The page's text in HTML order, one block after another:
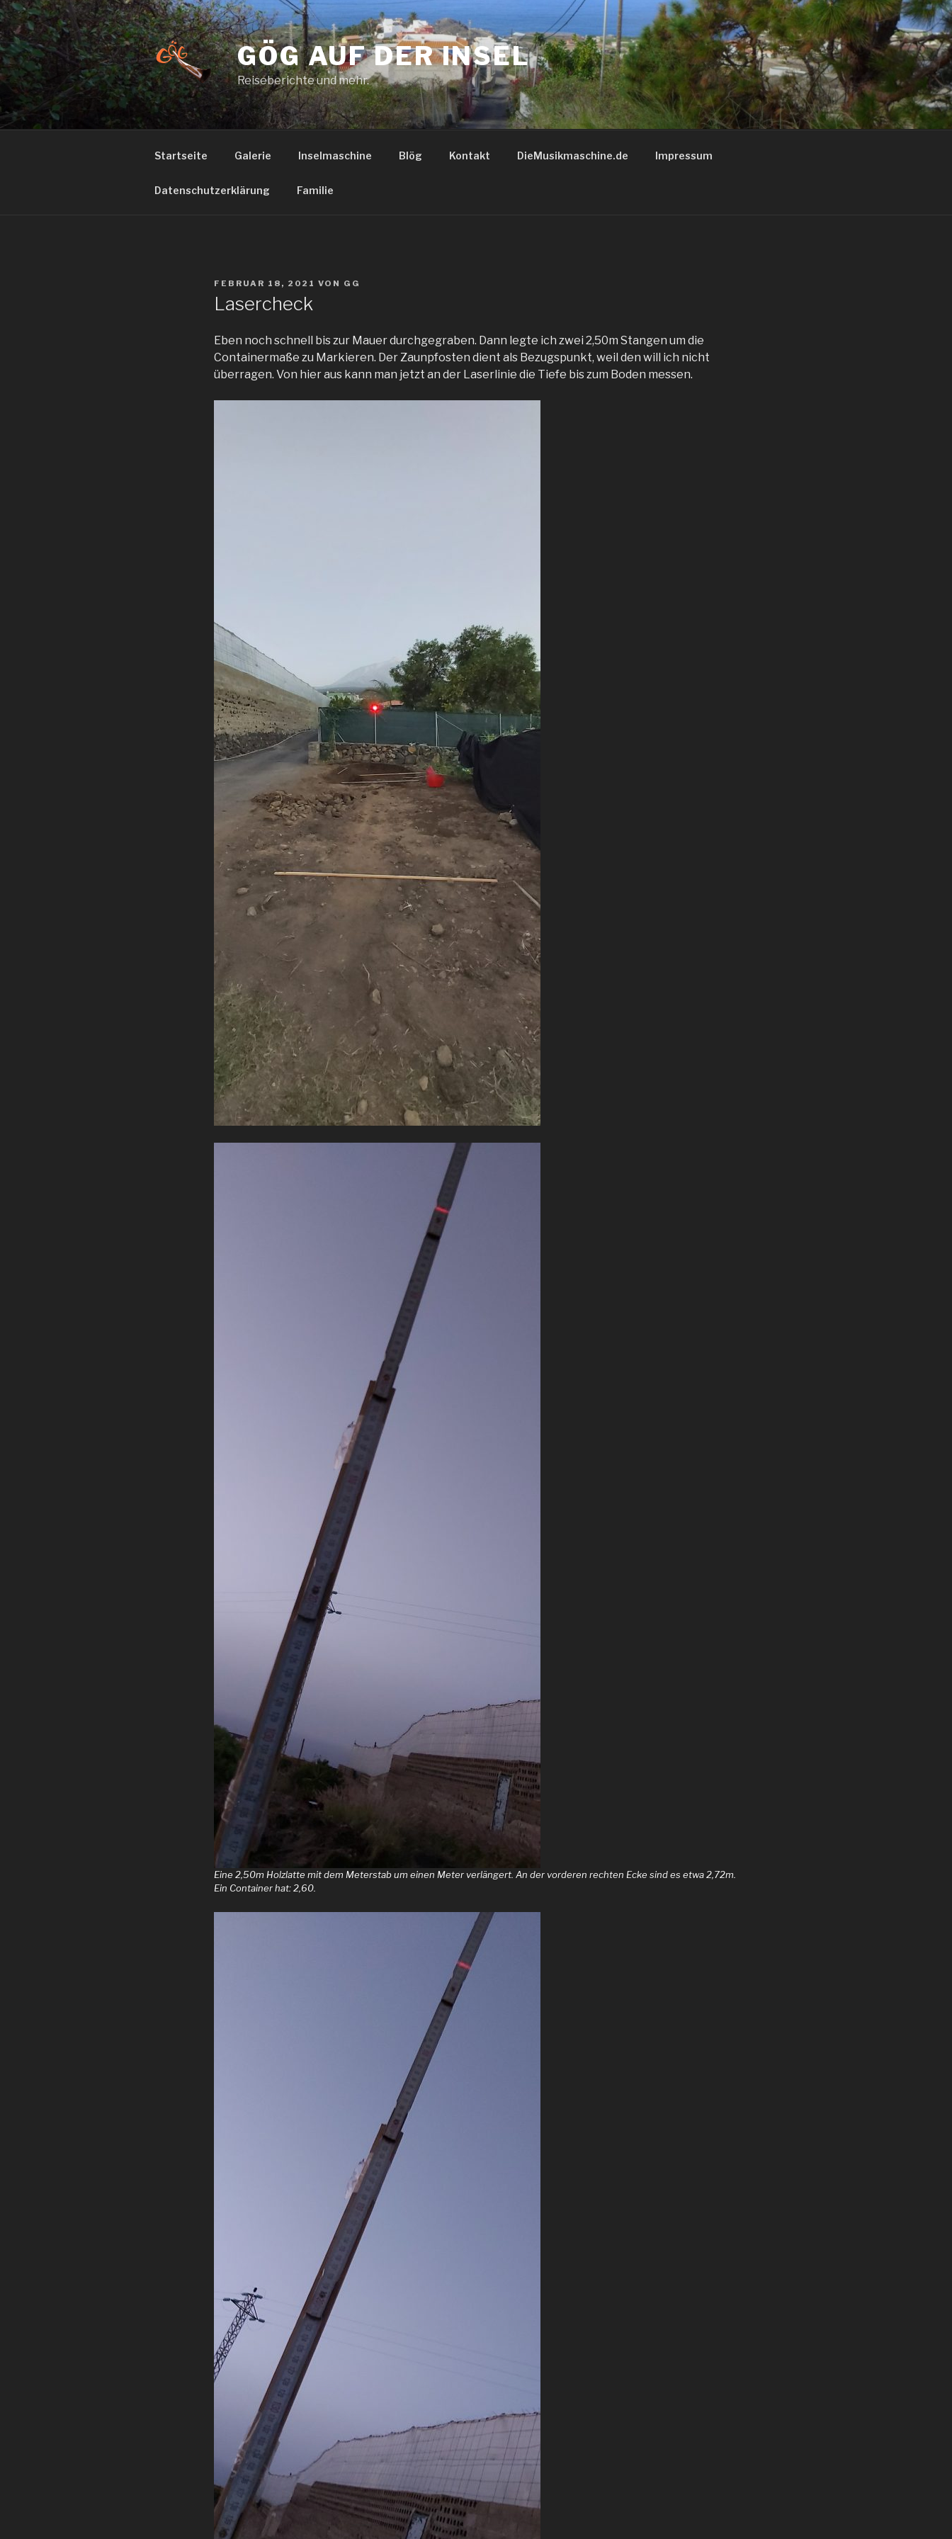
Zum
Inhalt
springen
GÖG AUF DER INSEL
Reiseberichte und mehr.
Startseite Galerie Inselmaschine Blög Kontakt DieMusikmaschine.de Impressum
Datenschutzerklärung Familie
VERÖFFENTLICHT
FEBRUAR 18, 2021 VON GG
Lasercheck
Eben noch schnell bis zur Mauer durchgegraben. Dann legte ich zwei 2,50m Stangen um die
Containermaße zu Markieren. Der Zaunpfosten dient als Bezugspunkt, weil den will ich nicht
überragen. Von hier aus kann man jetzt an der Laserlinie die Tiefe bis zum Boden messen.
Eine 2,50m Holzlatte mit dem Meterstab um einen Meter verlängert. An der vorderen rechten Ecke sind es etwa 2,72m.
Ein Container hat: 2,60.